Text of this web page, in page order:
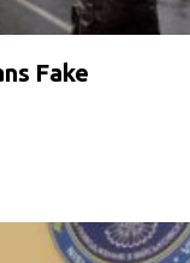
Fake